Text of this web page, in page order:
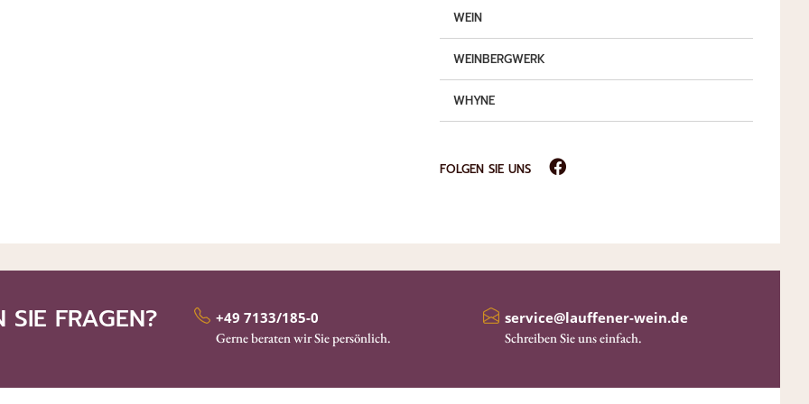
WEIN
WEINBERGWERK
WHYNE
FOLGEN SIE UNS
SIE FRAGEN? +49 7133/185-0
Gerne beraten wir Sie persönlich.
service@lauffener-wein.de
Schreiben Sie uns einfach.